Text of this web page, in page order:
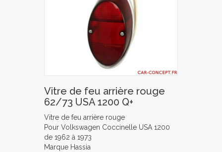
Vitre de feu arrière rouge
62/73 USA 1200 Q+
Vitre de feu arrière rouge
Pour Volkswagen Coccinelle USA 1200
de 1962 à 1973
Marque Hassia